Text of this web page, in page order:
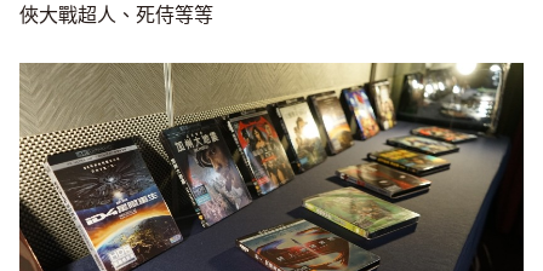
俠大戰超人、死侍等等